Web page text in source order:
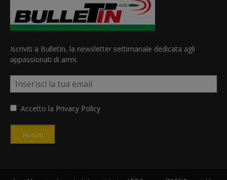
Iscriviti a BulletIn, la newsletter settimanale dedicata agli
appassionati di armi.
Accetto la Privacy Policy
Iscriviti